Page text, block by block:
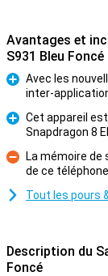
Avantages et
S931 Bleu Foncé
Pour
Avec les
inter-
Pour
Cet appareil
Snapdragon 8
Contre
La mémoire
de ce
Tout les pours
Description du
Foncé